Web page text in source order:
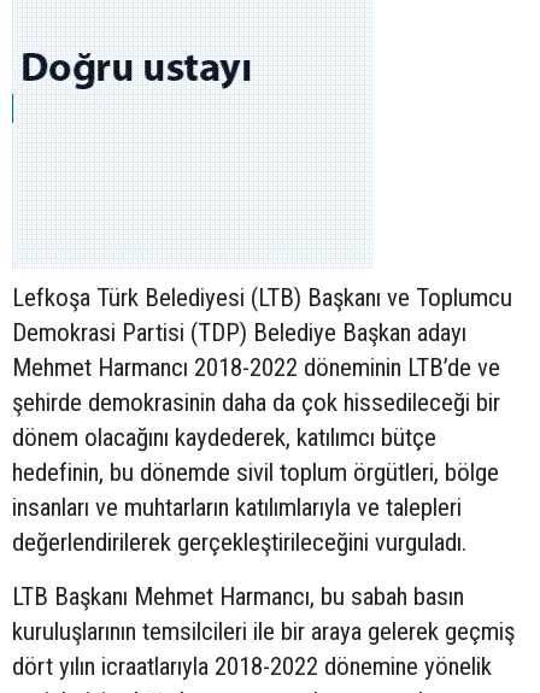
Lefkoşa Türk Belediyesi (LTB) Başkanı ve Toplumcu
Demokrasi Partisi (TDP) Belediye Başkan adayı
Mehmet Harmancı 2018-2022 döneminin LTB’de ve
şehirde demokrasinin daha da çok hissedileceği bir
dönem olacağını kaydederek, katılımcı bütçe
hedefinin, bu dönemde sivil toplum örgütleri, bölge
insanları ve muhtarların katılımlarıyla ve talepleri
değerlendirilerek gerçekleştirileceğini vurguladı.
LTB Başkanı Mehmet Harmancı, bu sabah basın
kuruluşlarının temsilcileri ile bir araya gelerek geçmiş
dört yılın icraatlarıyla 2018-2022 dönemine yönelik